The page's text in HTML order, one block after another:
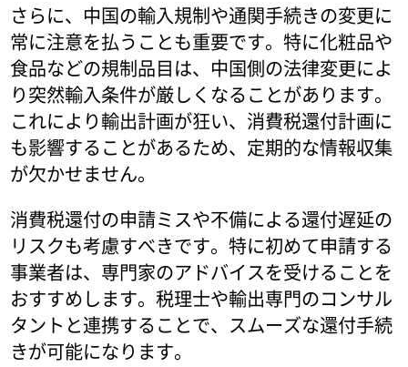
さらに、中国の輸入規制や通関手続きの変更に
常に注意を払うことも重要です。特に化粧品や
食品などの規制品目は、中国側の法律変更によ
り突然輸入条件が厳しくなることがあります。
これにより輸出計画が狂い、消費税還付計画に
も影響することがあるため、定期的な情報収集
が欠かせません。
消費税還付の申請ミスや不備による還付遅延の
リスクも考慮すべきです。特に初めて申請する
事業者は、専門家のアドバイスを受けることを
おすすめします。税理士や輸出専門のコンサル
タントと連携することで、スムーズな還付手続
きが可能になります。